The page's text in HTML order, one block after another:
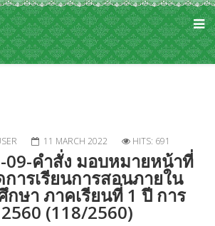
11 MARCH 2022 HITS: 691
09-คำสั่ง มอบหมายหน้าที่
การเรียนการสอนภายใน
กษา ภาคเรียนที่ 1 ปี การ
(118/2560)